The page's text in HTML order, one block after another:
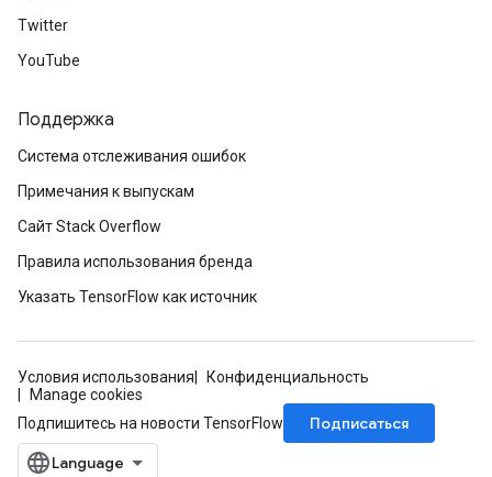
Twitter
YouTube
Поддержка
Система отслеживания ошибок
Примечания к выпускам
Сайт Stack Overflow
Правила использования бренда
Указать TensorFlow как источник
Условия использования
Конфиденциальность
Manage cookies
Подпишитесь на новости TensorFlow
Подписаться